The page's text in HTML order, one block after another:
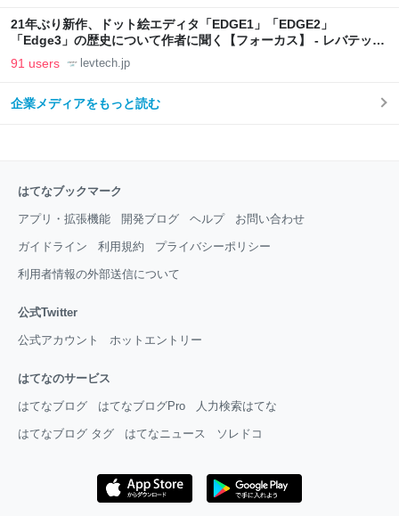
21年ぶり新作、ドット絵エディタ「EDGE1」「EDGE2」
「Edge3」の歴史について作者に聞く【フォーカス】 - レバテック
LAB
91 users levtech.jp
企業メディアをもっと読む
はてなブックマーク
アプリ・拡張機能 開発ブログ ヘルプ お問い合わせ
ガイドライン 利用規約 プライバシーポリシー
利用者情報の外部送信について
公式Twitter
公式アカウント ホットエントリー
はてなのサービス
はてなブログ はてなブログPro 人力検索はてな
はてなブログ タグ はてなニュース ソレドコ